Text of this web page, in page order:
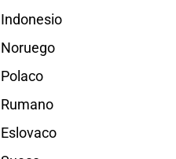
Indonesio
Noruego
Polaco
Rumano
Eslovaco